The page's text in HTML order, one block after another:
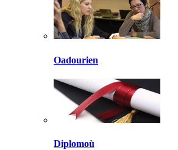
Oadourien
Diplomoù